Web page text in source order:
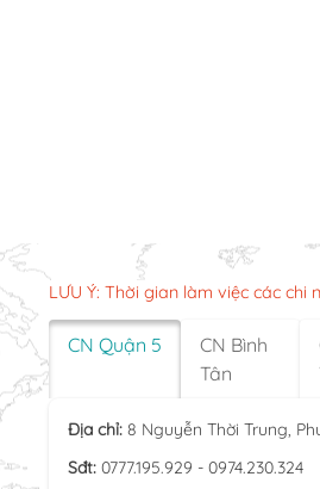
LƯU Ý: Thời gian làm việc các
CN Quận 5
CN Bình
Tân
Địa chỉ: 8 Nguyễn Thời Trung,
Sđt: 0777.195.929 - 0974.230.324